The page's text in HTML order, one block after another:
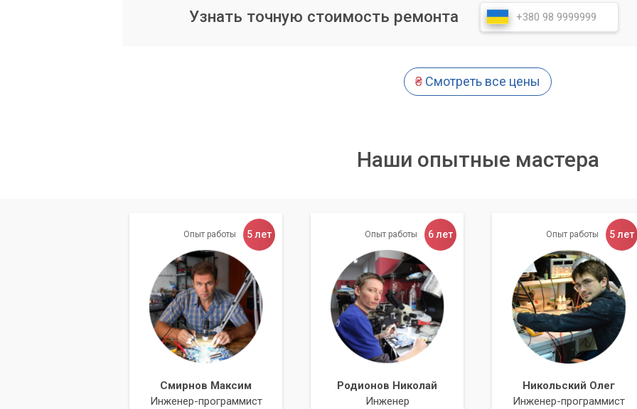
Обращаясь в сервисный центр «Компьютерный Мастер», вы получаете:
Качественное выполнение работ опытными специалистами.
Использование только качественных комплектующих и материалов.
Не терпите шум! Доверьте свой компьютер профессионалам, и мы вернем вам
Узнать точную стоимость ремонта
₴ Смотреть все цены
Наши опытные мастера
Опыт работы 5 лет
Смирнов Максим
Инженер-программист
Опыт работы 6 лет
Родионов Николай
Инженер
Опыт работы 5 лет
Никольский Олег
Инженер-программист